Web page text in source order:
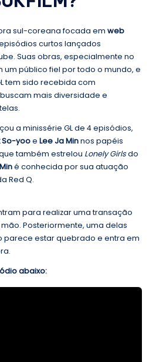
sul-coreana focada em web
curtos lançados
Suas obras, especialmente no
um público fiel por todo o mundo, e
tem sido recebida com
mais diversidade e
a minissérie GL de 4 episódios,
So-yooe Lee Ja Minnos papéis
também estrelou Lonely Girlsdo
é conhecida por sua atuação
Red Q.
para realizar uma transação
Posteriormente, uma delas
parece estar quebrado e entra em
abaixo: